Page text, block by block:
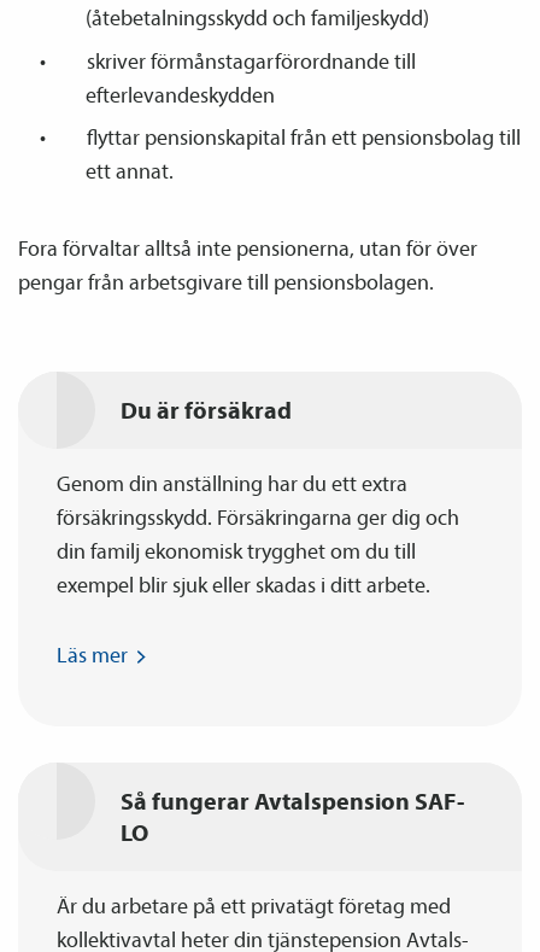
(åtebetalningsskydd och familje­skydd)
skriver förmånstagarförordnande till
efterlevandeskydden
flyttar pensions­kapital från ett pensions­bolag till
ett annat.
Fora förvaltar alltså inte pensionerna, utan för över
pengar från arbetsgivare till pensions­bolagen.
Du är försäkrad
Genom din anställning har du ett extra
försäkringsskydd. Försäkringarna ger dig och
din familj ekonomisk trygghet om du till
exempel blir sjuk eller skadas i ditt arbete.
Läs mer
Så fungerar Avtals­pension SAF-
LO
Är du arbetare på ett privatägt företag med
kollektiv­avtal heter din tjänste­pension Avtals­